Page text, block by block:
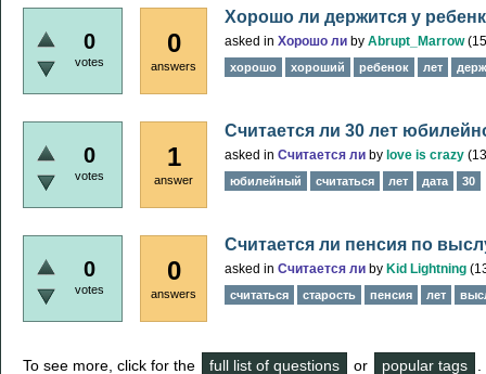
0
votes
0
answers
Хорошо ли держится у
asked in Хорошо ли by Abrupt_Marrow (15
хорошо хороший ребенок лет
0
votes
1
answer
Считается ли 30 лет
asked in Считается ли by love is crazy (13
юбилейный считаться лет дата 30
0
votes
0
answers
Считается ли пенсия по
asked in Считается ли by Kid Lightning (
считаться старость пенсия лет
To see more, click for the full list of questions or popular tags